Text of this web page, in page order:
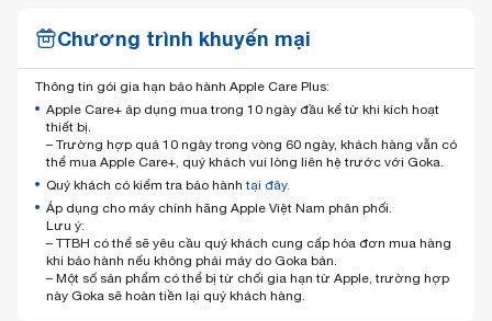
Chương trình khuyến mại
Thông tin gói gia hạn bảo hành Apple Care Plus:
Apple Care+ áp dụng mua trong 10 ngày đầu kể từ khi kích hoạt
thiết bị.
– Trường hợp quá 10 ngày trong vòng 60 ngày, khách hàng vẫn có
thể mua Apple Care+, quý khách vui lòng liên hệ trước với Goka.
Quý khách có kiểm tra bảo hànhtại đây.
Áp dụng cho máy chính hãng Apple Việt Nam phân phối.
Lưu ý:
– TTBH có thể sẽ yêu cầu quý khách cung cấp hóa đơn mua hàng
khi bảo hành nếu không phải máy do Goka bán.
– Một số sản phẩm có thể bị từ chối gia hạn từ Apple, trường hợp
này Goka sẽ hoàn tiền lại quý khách hàng.